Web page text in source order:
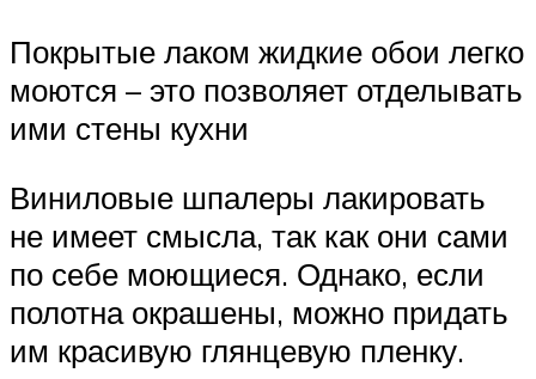
Покрытые лаком жидкие обои легко
моются – это позволяет отделывать
ими стены кухни
Виниловые шпалеры лакировать
не имеет смысла, так как они сами
по себе моющиеся. Однако, если
полотна окрашены, можно придать
им красивую глянцевую пленку.